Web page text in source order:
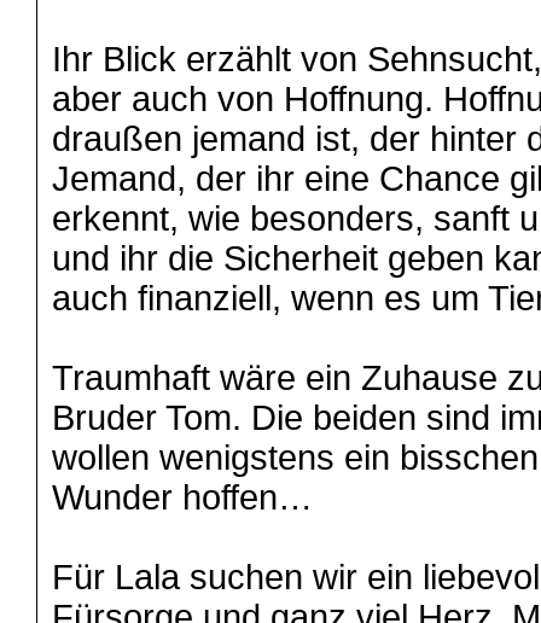
Ihr Blick erzählt von
aber auch von Hoffnung.
draußen jemand ist, der hinter
Jemand, der ihr eine Chance
erkennt, wie besonders, sanft
und ihr die Sicherheit geben
auch finanziell, wenn es um
Traumhaft wäre ein Zuhause
Bruder Tom. Die beiden sind
wollen wenigstens ein
Wunder hoffen…
Für Lala suchen wir ein